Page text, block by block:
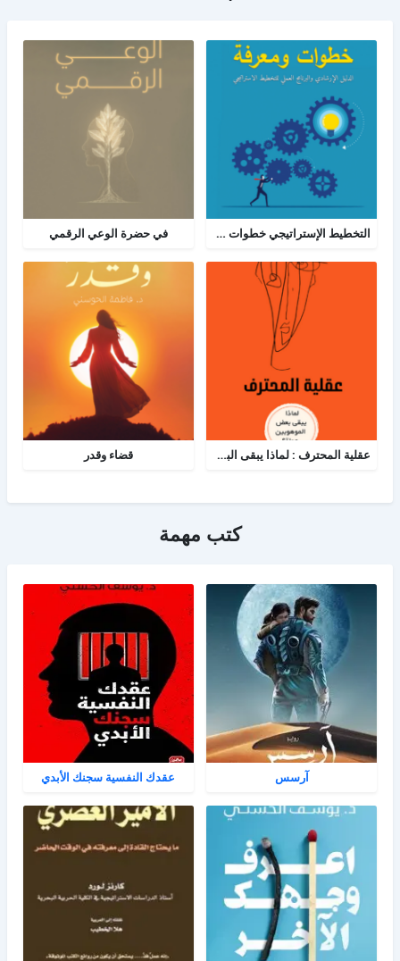
التخطيط الإستراتيجي خطوات ومعرفة: الدليل الإرشادي والبرنامج العملي للتخطيط في حضرة الوعي الرقمي
عقلية المحترف : لماذا يبقى البعض هواة رغم الموهبة؟ قضاء وقدر
كتب مهمة
آرسس عقدك النفسية سجنك الأبدي